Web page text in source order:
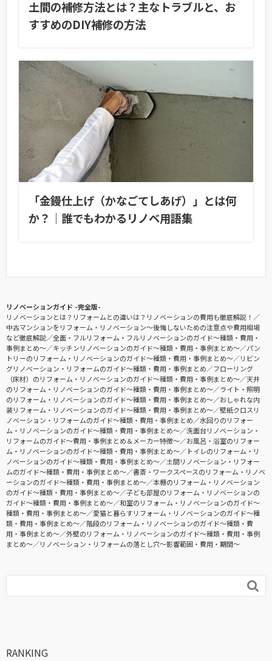
土間の補修方法とは？主なトラブルと、お
すすめのDIY補修の方法
「金鏝仕上げ（かなごてしあげ）」とは何
か？｜誰でもわかるリノベ用語集
リノベーションガイド -完全版-
リノベーションとは？リフォームとの違いは？リノベーションの費用も徹底解説！
中古マンションをリフォーム・リノベーション〜後悔しないための注意点や費用相場
など徹底解説
全面・フルリフォーム・フルリノベーションのガイド〜種類・費用・
事例まとめ〜
キッチンリノベーションのガイド〜種類・費用・事例まとめ〜
パン
トリーのリフォーム・リノベーションのガイド〜種類・費用・事例まとめ〜
リビン
グリノベーション・リフォームのガイド〜種類・費用・事例まとめ
フローリング
（床材）のリフォーム・リノベーションのガイド〜種類・費用・事例まとめ〜
天井
のリフォーム・リノベーションのガイド〜種類・費用・事例まとめ〜
ライト・照明
のリフォーム・リノベーションのガイド〜種類・費用・事例まとめ〜
おしゃれな内
装リフォーム・リノベーションのガイド〜種類・費用・事例まとめ〜
壁紙クロスリ
ノベーション・リフォームのガイド〜種類・費用・事例まとめ
水回りのリフォー
ム・リノベーションのガイド〜種類・費用・事例まとめ〜
洗面台リノベーション・
リフォームのガイド〜費用・事例まとめ＆メーカー特徴〜
お風呂・浴室のリフォー
ム・リノベーションのガイド〜種類・費用・事例まとめ〜
トイレのリフォーム・リ
ノベーションのガイド〜種類・費用・事例まとめ〜
土間リノベーション・リフォー
ムのガイド〜種類・費用・事例まとめ〜
書斎・ワークスペースのリフォーム・リノベ
ーションのガイド〜種類・費用・事例まとめ〜
本棚のリフォーム・リノベーション
のガイド〜種類・費用・事例まとめ〜
子ども部屋のリフォーム・リノベーションの
ガイド〜種類・費用・事例まとめ〜
和室のリフォーム・リノベーションのガイド〜
種類・費用・事例まとめ〜
愛猫と暮らすリフォーム・リノベーションのガイド〜種
類・費用・事例まとめ〜
階段のリフォーム・リノベーションのガイド〜種類・費
用・事例まとめ〜
外壁のリフォーム・リノベーションのガイド〜種類・費用・事例
まとめ〜
リノベーション・リフォームの落とし穴～影響範囲・費用・期間～

RANKING